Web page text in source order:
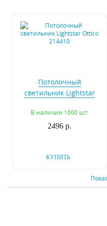
Потолочный
светильник Lightstar
В наличии 1000 шт.
2496 р.
КУПИТЬ